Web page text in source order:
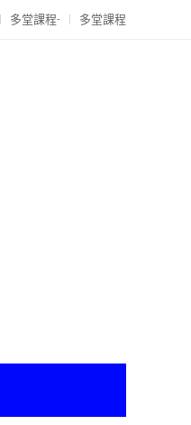
多堂課程- 多堂課程